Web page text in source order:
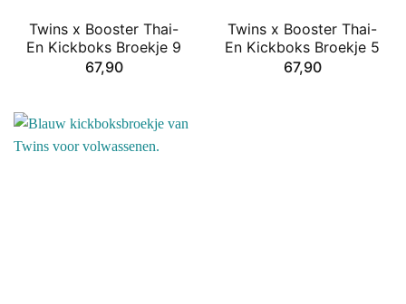
Twins x Booster Thai-
En Kickboks Broekje 9
67,90
Twins x Booster Thai-
En Kickboks Broekje 5
67,90